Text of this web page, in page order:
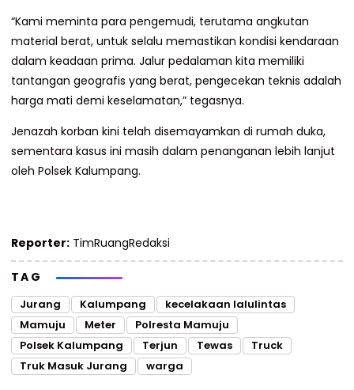
“Kami meminta para pengemudi, terutama angkutan
material berat, untuk selalu memastikan kondisi kendaraan
dalam keadaan prima. Jalur pedalaman kita memiliki
tantangan geografis yang berat, pengecekan teknis adalah
harga mati demi keselamatan,” tegasnya.
Jenazah korban kini telah disemayamkan di rumah duka,
sementara kasus ini masih dalam penanganan lebih lanjut
oleh Polsek Kalumpang.
Reporter: TimRuangRedaksi
TAG
Jurang Kalumpang
kecelakaan lalulintas
Mamuju
Meter
Polresta Mamuju
Polsek Kalumpang
Terjun Tewas
Truck
Truk Masuk Jurang
warga